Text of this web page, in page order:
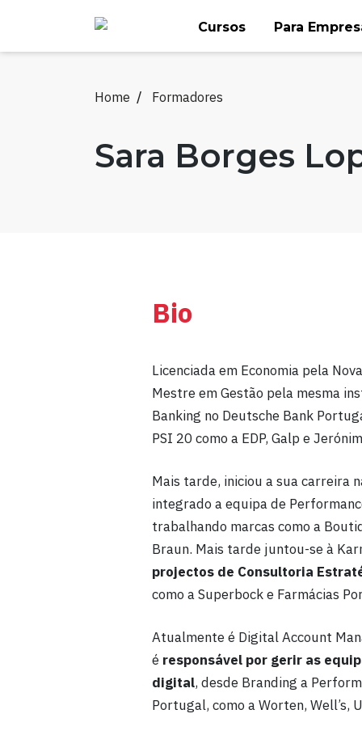
content
Cursos Para
Home Formadores
Sara Borges
Bio
Licenciada em Economia pela
Mestre em Gestão pela mesma
Banking no Deutsche Bank
PSI 20 como a EDP, Galp e
Mais tarde, iniciou a sua carreira
integrado a equipa de
trabalhando marcas como a
Braun. Mais tarde juntou-se à
projectos de Consultoria
como a Superbock e Farmácias
Atualmente é Digital Account
é responsável por gerir as
digital, desde Branding a
Portugal, como a Worten, Well’s,